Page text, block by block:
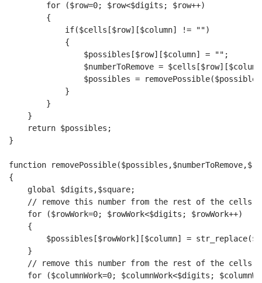
for ($row=0; $row<$digits; $row++)
{
if($cells[$row][$column] != "")
{
$possibles[$row][$column] = "";
$numberToRemove =
$possibles =
}
}
}
return $possibles;
}
function
{
global $digits,$square;
// remove this number from the rest of the cells in
for ($rowWork=0; $rowWork<$digits; $rowWork++)
{
$possibles[$rowWork][$column] =
}
// remove this number from the rest of the cells in
for ($columnWork=0; $columnWork<$digits;